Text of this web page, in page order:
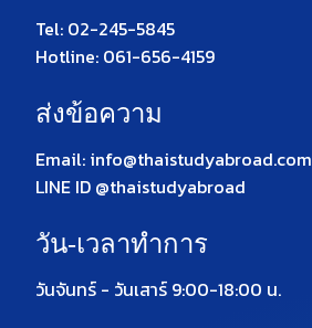
Tel: 02-245-5845
Hotline: 061-656-4159
ส่งข้อความ
Email: info@thaistudyabroad.com
LINE ID @thaistudyabroad
วัน-เวลาทำการ
วันจันทร์ - วันเสาร์ 9:00-18:00 น.